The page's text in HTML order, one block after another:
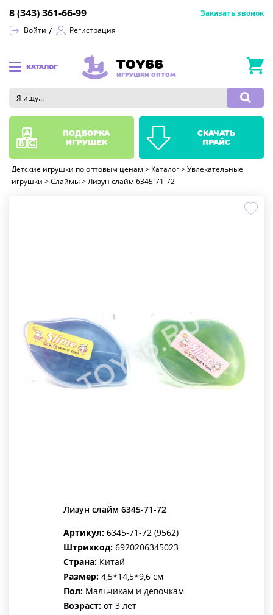
Войти Регистрация
8 (343) 361-66-99 Заказать звонок
КАТАЛОГ TOY66
ИГРУШКИ ОПТОМ
Детские игрушки по оптовым ценам > Каталог > Увлекательные
игрушки > Слаймы > Лизун слайм 6345-71-72
Лизун слайм 6345-71-72
Артикул: 6345-71-72 (9562)
Штрихкод: 6920206345023
Страна: Китай
Размер: 4,5*14,5*9,6 см
Пол: Мальчикам и девочкам
Возраст: от 3 лет
подборка
игрушек
скачать
прайс